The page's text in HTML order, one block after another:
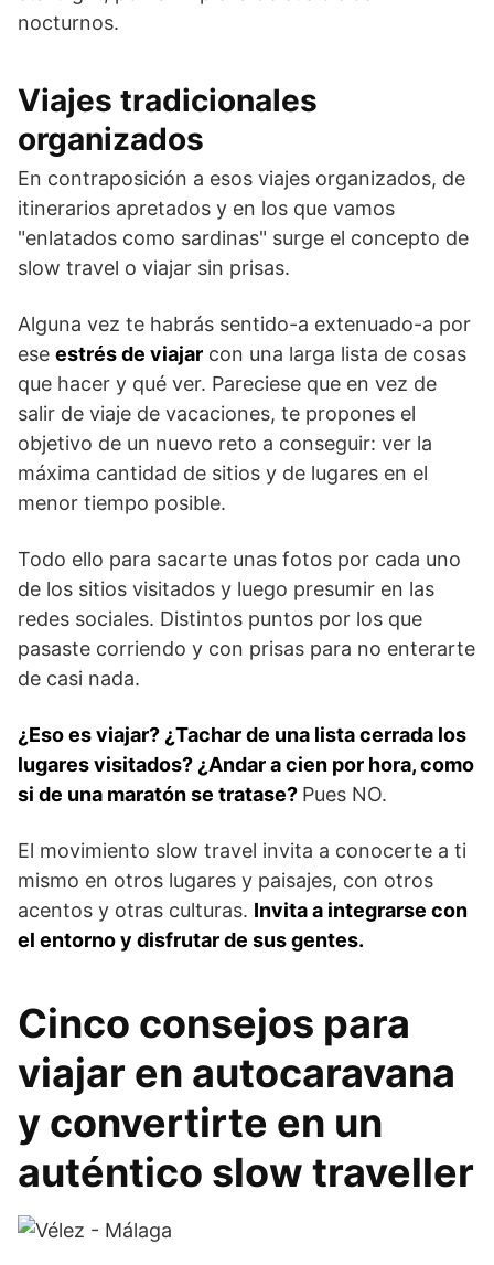
nocturnos.
Viajes tradicionales
organizados
En contraposición a esos viajes organizados, de
itinerarios apretados y en los que vamos
"enlatados como sardinas" surge el concepto de
slow travel o viajar sin prisas.
Alguna vez te habrás sentido-a extenuado-a por
ese estrés de viajar con una larga lista de cosas
que hacer y qué ver. Pareciese que en vez de
salir de viaje de vacaciones, te propones el
objetivo de un nuevo reto a conseguir: ver la
máxima cantidad de sitios y de lugares en el
menor tiempo posible.
Todo ello para sacarte unas fotos por cada uno
de los sitios visitados y luego presumir en las
redes sociales. Distintos puntos por los que
pasaste corriendo y con prisas para no enterarte
de casi nada.
¿Eso es viajar? ¿Tachar de una lista cerrada los
lugares visitados? ¿Andar a cien por hora, como
si de una maratón se tratase? Pues NO.
El movimiento slow travel invita a conocerte a ti
mismo en otros lugares y paisajes, con otros
acentos y otras culturas. Invita a integrarse con
el entorno y disfrutar de sus gentes.
Cinco consejos para
viajar en autocaravana
y convertirte en un
auténtico slow traveller